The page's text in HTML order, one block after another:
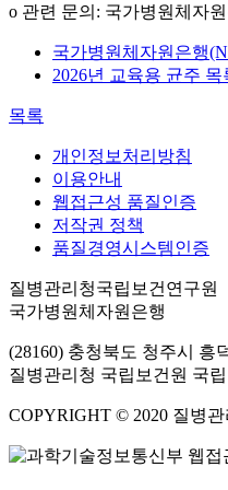
o 관련 문의: 국가병원체자
국가병원체자원은행
2026년 교육용 균주 목
목록
개인정보처리방침
이용안내
웹접근성 품질인증
저작권 정책
품질경영시스템인증
질병관리청국립보건연구원
국가병원체자원은행
(28160) 충청북도 청주시 흥
질병관리청 국립보건원 국
COPYRIGHT © 2020 질병